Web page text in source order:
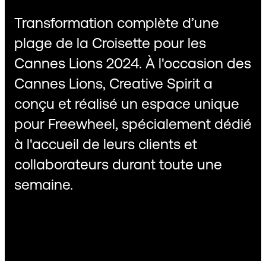
Contact
Transformation complète d’une
plage de la Croisette pour les
Cannes Lions 2024. À l'occasion des
Cannes Lions, Creative Spirit a
conçu et réalisé un espace unique
pour Freewheel, spécialement dédié
à l'accueil de leurs clients et
collaborateurs durant toute une
semaine.